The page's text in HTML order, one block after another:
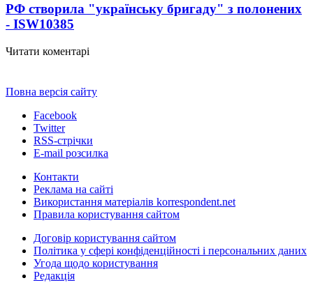
РФ створила "українську бригаду" з полонених
- ISW10385
Читати коментарі
Повна версія сайту
Facebook
Twitter
RSS-стрічки
E-mail розсилка
Контакти
Реклама на сайті
Використання матеріалів korrespondent.net
Правила користування сайтом
Договір користування сайтом
Політика у сфері конфіденційності і персональних даних
Угода щодо користування
Редакція